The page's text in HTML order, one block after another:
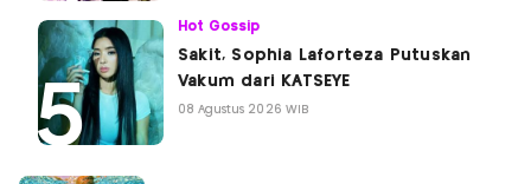
Hot Gossip
Sakit, Sophia Laforteza Putuskan
Vakum dari KATSEYE
08 Agustus 2026 WIB